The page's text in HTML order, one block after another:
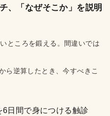
、「なぜそこか」を説明
ところを鍛える。間違いでは
ら逆算したとき、今すべきこ
6日間で身につける触診